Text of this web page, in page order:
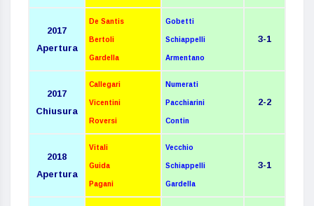
2017
Apertura
De Santis
Bertoli
Gardella
Gobetti
Schiappelli
Armentano
3-1
2017
Chiusura
Callegari
Vicentini
Roversi
Numerati
Pacchiarini
Contin
2-2
2018
Apertura
Vitali
Guida
Pagani
Vecchio
Schiappelli
Gardella
3-1